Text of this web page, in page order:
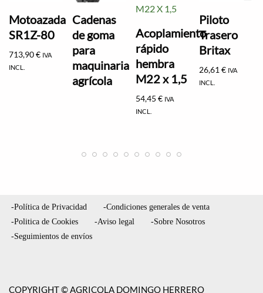
Motoazada
SR1Z-80
713,90€ IVA
INCL.
Cadenas
de goma
para
maquinaria
agrícola
Acoplamiento
rápido
hembra
M22 x 1,5
54,45€ IVA
INCL.
Piloto
Trasero
Britax
26,61€ IVA
INCL.
-Política de Privacidad
-Condiciones generales de venta
-Politica de Cookies
-Aviso legal
-Sobre Nosotros
-Seguimientos de envíos
COPYRIGHT © AGRICOLA DOMINGO HERRERO